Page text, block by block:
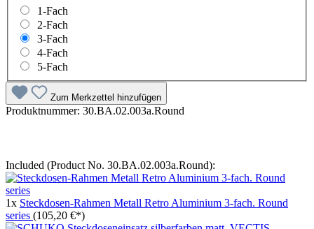
1-Fach
2-Fach
3-Fach
4-Fach
5-Fach
Zum Merkzettel hinzufügen
Produktnummer: 30.BA.02.003a.Round
Included (Product No. 30.BA.02.003a.Round):
1x Steckdosen-Rahmen Metall Retro Aluminium 3-fach. Round
series (105,20 €*)